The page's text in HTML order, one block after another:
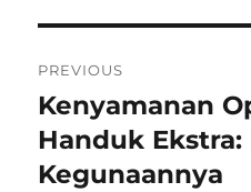
pos
PREVIOUS
Previous
post:
Kenyamanan
Handuk
Kegunaannya